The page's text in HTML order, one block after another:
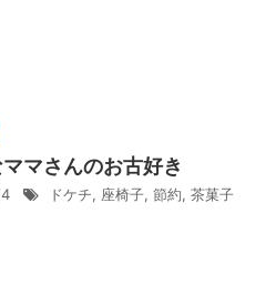
ママさんのお古好き
ドケチ, 座椅子, 節約, 茶菓子